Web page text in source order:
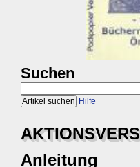
Suchen
Hilfe
Anleitung